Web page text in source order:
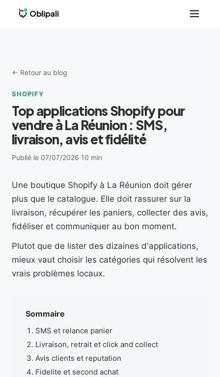
Oblipali
← Retour au blog
SHOPIFY
Top applications Shopify pour
vendre à La Réunion : SMS,
livraison, avis et fidélité
Publié le 07/07/2026·10 min
Une boutique Shopify à La Réunion doit gérer
plus que le catalogue. Elle doit rassurer sur la
livraison, récupérer les paniers, collecter des avis,
fidéliser et communiquer au bon moment.
Plutot que de lister des dizaines d'applications,
mieux vaut choisir les catégories qui résolvent les
vrais problèmes locaux.
Sommaire
SMS et relance panier
Livraison, retrait et click and collect
Avis clients et reputation
Fidelite et second achat